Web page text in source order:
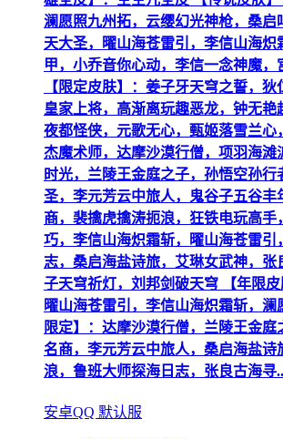
澜愿照九州拓，云缨幻光神枪，桑启
天大圣，曜山海苍雷引，李信山海炽
甲，小乔音你心动，李信一念神魔，
【限定皮肤】：姜子牙天穹之誓，
皇家上将，高渐离玩趣恶龙，钟无艳
夜都怪侠，元歌无心，甄姬落雪兰心
杰魔术师，达摩沙漠行僧，项羽海滩
时光，兰陵王金庭之子，孙悟空孙行
圣，李元芳云中旅人，鬼谷子五谷丰
商，裴擒虎擒涛扼浪，狂铁电玩高手
巧，李信山海炽霜斩，曜山海苍雷引
志，桑启海盐诗旅，艾琳女武神，张
子天穹祈灯，刘邦剑破天穹 【年限皮
曜山海苍雷引，李信山海炽霜斩，澜
限定】：达摩沙漠行僧，兰陵王金庭
名商，李元芳云中旅人，桑启海盐诗
浪，鲁班大师探海日志，张良古海寻
安卓QQ 默认服